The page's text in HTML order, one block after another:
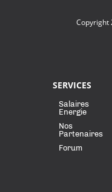
Copyright
SERVICES
Salaires
Energie
Nos
Partenaires
Forum